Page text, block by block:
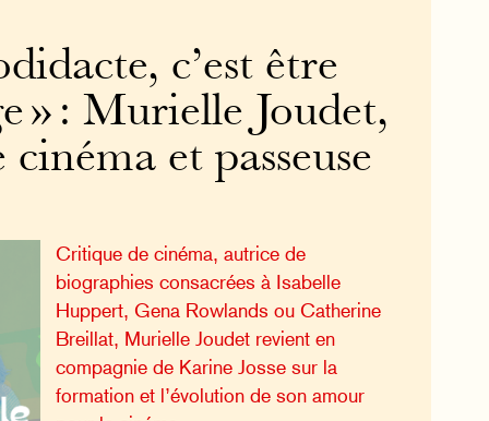
c’est être
» : Murielle Joudet,
et passeuse
Critique de cinéma, autrice de
biographies consacrées à Isabelle
Huppert, Gena Rowlands ou Catherine
Breillat, Murielle Joudet revient en
compagnie de Karine Josse sur la
formation et l’évolution de son amour